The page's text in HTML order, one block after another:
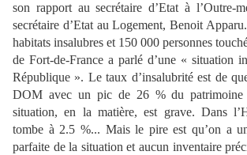
son rapport au secrétaire d’Etat à l’Outre-
secrétaire d’Etat au Logement, Benoit
habitats insalubres et 150 000 personnes
de Fort-de-France a parlé d’une « situation
République ». Le taux d’insalubrité est de
DOM avec un pic de 26 % du patrimoine
situation, en la matière, est grave. Dans
tombe à 2.5 %... Mais le pire est qu’on a
parfaite de la situation et aucun inventaire